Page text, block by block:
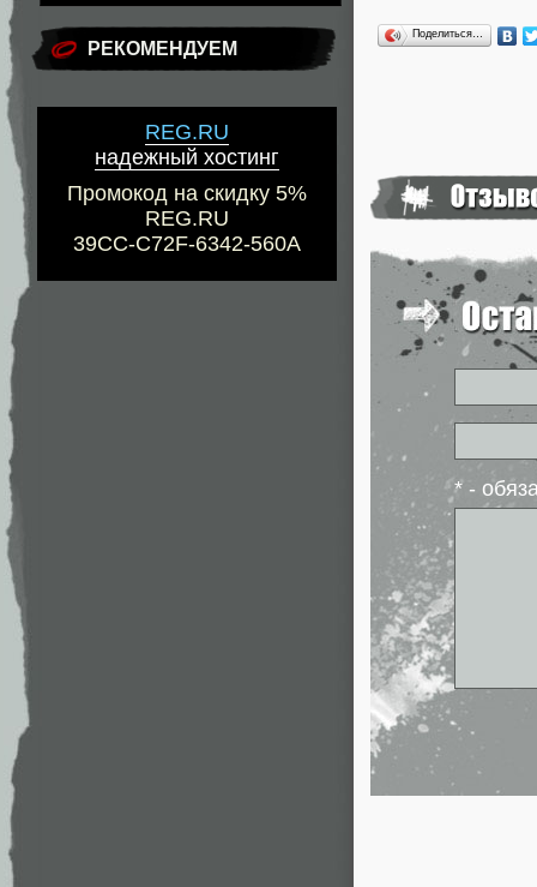
РЕКОМЕНДУЕМ
REG.RU
надежный хостинг
Промокод на скидку 5%
REG.RU
39CC-C72F-6342-560A
Поделиться…
* -